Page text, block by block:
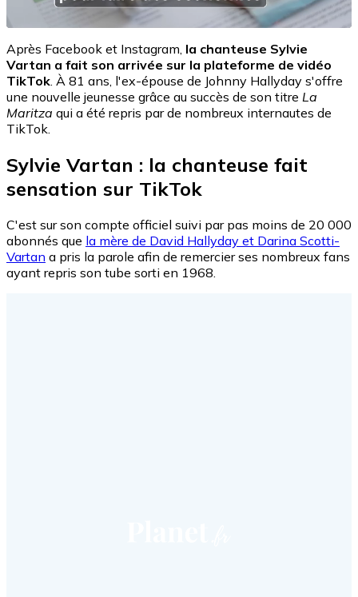
Après Facebook et Instagram, la chanteuse Sylvie
Vartan a fait son arrivée sur la plateforme de vidéo
TikTok . À 81 ans, l'ex-épouse de Johnny Hallyday s'offre
une nouvelle jeunesse grâce au succès de son titre La
Maritza qui a été repris par de nombreux internautes de
TikTok.
Sylvie Vartan : la chanteuse fait
sensation sur TikTok
C'est sur son compte officiel suivi par pas moins de 20 000
abonnés que la mère de David Hallyday et Darina Scotti-
Vartan a pris la parole afin de remercier ses nombreux fans
ayant repris son tube sorti en 1968.